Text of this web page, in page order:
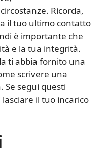
Ricorda,
il tuo ultimo contatto
è importante che
e la tua integrità.
ti abbia fornito una
scrivere una
Se segui questi
il tuo incarico